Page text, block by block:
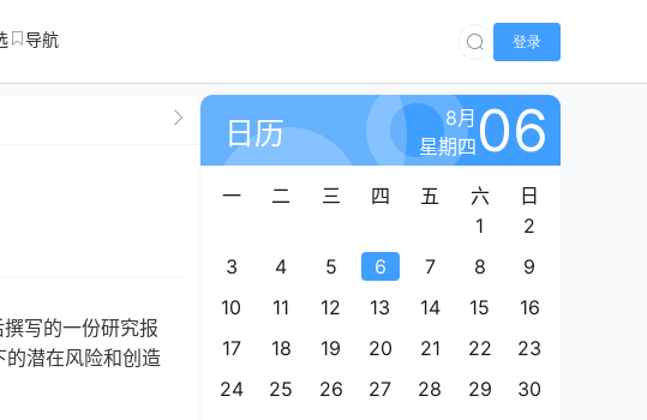
导航 登录
写的一份研究报
潜在风险和创造
日历
8月
星期四06
一 二 三 四 五 六
日
1
2
3
4 5 6 7 8
9
10
11 12 13 14 15
16
17
18 19 20 21 22
23
24
25 26 27 28 29
30